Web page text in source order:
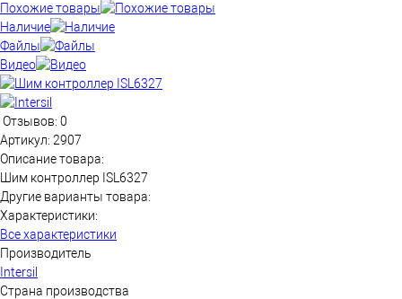
Похожие товары
Наличие
Файлы
Видео
Отзывов: 0
Артикул: 2907
Описание товара:
Шим контроллер ISL6327
Другие варианты товара:
Характеристики:
Все характеристики
Производитель
Intersil
Страна производства